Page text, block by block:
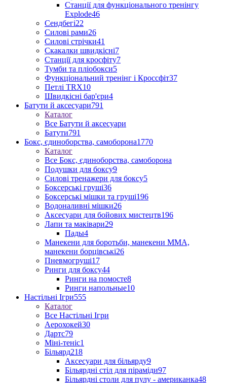
Станції для функціонального тренінгу
Explode46
Сендбегі22
Силові рами26
Силові стрічки41
Скакалки швидкісні7
Станції для кросфіту7
Тумби та пліобокси5
Функціональний тренінг і Кроссфіт37
Петлі TRX10
Швидкісні бар'єри4
Батути й аксесуари791
Каталог
Все Батути й аксесуари
Батути791
Бокс, єдиноборства, самоборона1770
Каталог
Все Бокс, єдиноборства, самоборона
Подушки для боксу9
Силові тренажери для боксу5
Боксерські груші36
Боксерські мішки та груші196
Водоналивні мішки26
Аксесуари для бойових мистецтв196
Лапи та маківари29
Пады4
Манекени для боротьби, манекени ММА,
манекени борцівські26
Пневмогруші17
Ринги для боксу44
Ринги на помосте8
Ринги напольные10
Настільні Ігри555
Каталог
Все Настільні Ігри
Аерохокей30
Дартс79
Міні-теніс1
Більярд218
Аксесуари для більярду9
Більярдні стіл для піраміди97
Більярдні столи для пулу - американка48